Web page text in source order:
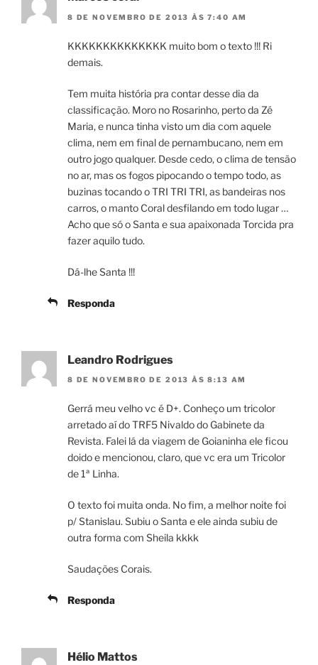
8 DE NOVEMBRO DE 2013 ÀS 7:40 AM
KKKKKKKKKKKKKK muito bom o texto !!! Ri
demais.
Tem muita história pra contar desse dia da
classificação. Moro no Rosarinho, perto da Zé
Maria, e nunca tinha visto um dia com aquele
clima, nem em final de pernambucano, nem em
outro jogo qualquer. Desde cedo, o clima de tensão
no ar, mas os fogos pipocando o tempo todo, as
buzinas tocando o TRI TRI TRI, as bandeiras nos
carros, o manto Coral desfilando em todo lugar …
Acho que só o Santa e sua apaixonada Torcida pra
fazer aquilo tudo.
Dá-lhe Santa !!!
Responda
Leandro Rodrigues
8 DE NOVEMBRO DE 2013 ÀS 8:13 AM
Gerrá meu velho vc é D+. Conheço um tricolor
arretado aí do TRF5 Nivaldo do Gabinete da
Revista. Falei lá da viagem de Goianinha ele ficou
doido e mencionou, claro, que vc era um Tricolor
de 1ª Linha.
O texto foi muita onda. No fim, a melhor noite foi
p/ Stanislau. Subiu o Santa e ele ainda subiu de
outra forma com Sheila kkkk
Saudações Corais.
Responda
Hélio Mattos